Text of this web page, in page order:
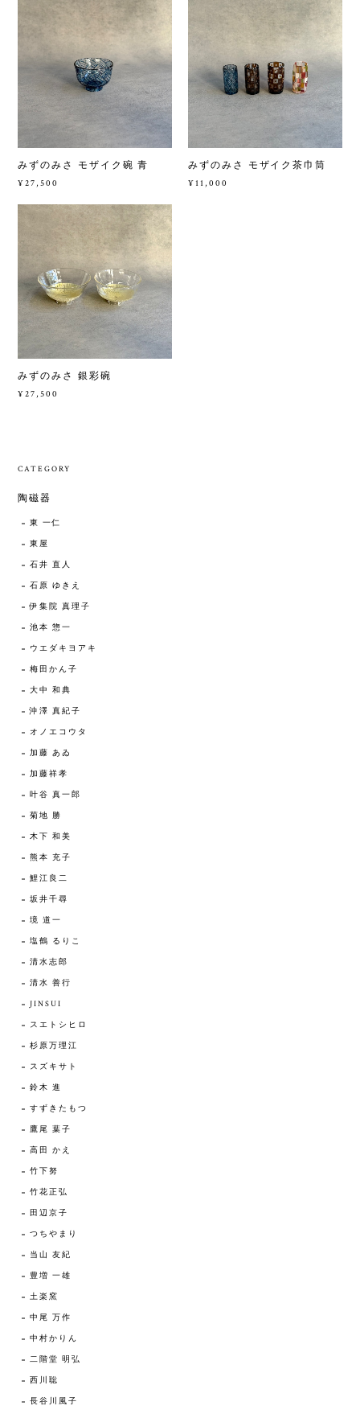
みずのみさ モザイク碗 青
¥27,500
みずのみさ モザイク茶巾筒
¥11,000
みずのみさ 銀彩碗
¥27,500
CATEGORY
陶磁器
東 一仁
東屋
石井 直人
石原 ゆきえ
伊集院 真理子
池本 惣一
ウエダキヨアキ
梅田かん子
大中 和典
沖澤 真紀子
オノエコウタ
加藤 あゐ
加藤祥孝
叶谷 真一郎
菊地 勝
木下 和美
熊本 充子
鯉江良二
坂井千尋
境 道一
塩鶴 るりこ
清水志郎
清水 善行
JINSUI
スエトシヒロ
杉原万理江
スズキサト
鈴木 進
すずきたもつ
鷹尾 葉子
高田 かえ
竹下努
竹花正弘
田辺京子
つちやまり
当山 友紀
豊増 一雄
土楽窯
中尾 万作
中村かりん
二階堂 明弘
西川聡
長谷川風子